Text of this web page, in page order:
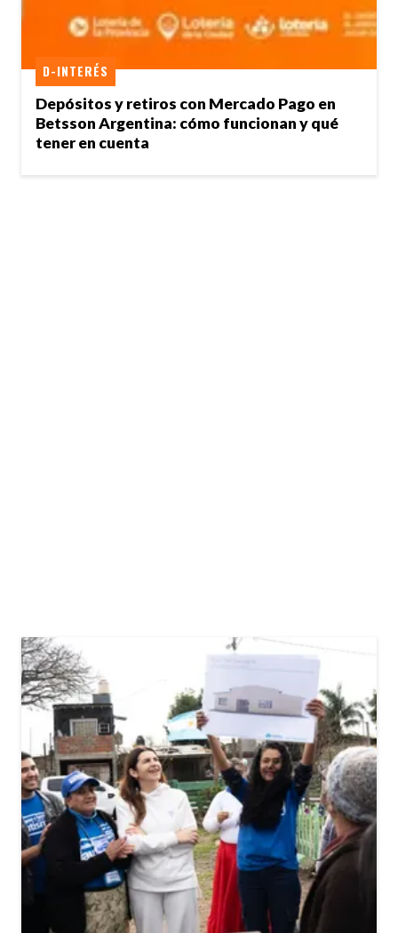
Depósitos y retiros con Mercado Pago en
Betsson Argentina: cómo funcionan y qué
tener en cuenta
D-INTERÉS